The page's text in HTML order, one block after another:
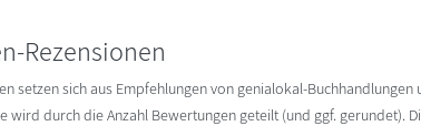
Rezensionen
setzen sich aus Empfehlungen von genialokal-
wird durch die Anzahl Bewertungen geteilt (und ggf. gerundet).